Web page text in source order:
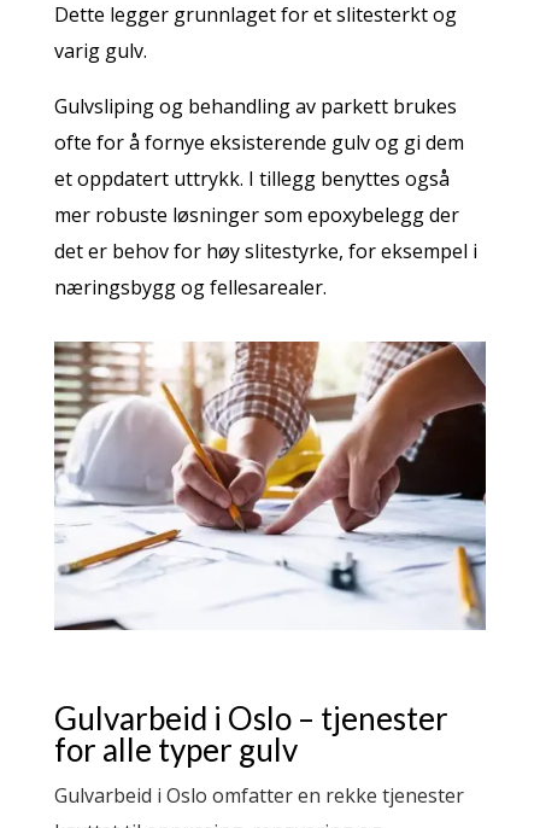
Dette legger grunnlaget for et slitesterkt og
varig gulv.
Gulvsliping og behandling av parkett brukes
ofte for å fornye eksisterende gulv og gi dem
et oppdatert uttrykk. I tillegg benyttes også
mer robuste løsninger som epoxybelegg der
det er behov for høy slitestyrke, for eksempel i
næringsbygg og fellesarealer.
Gulvarbeid i Oslo – tjenester
for alle typer gulv
Gulvarbeid i Oslo omfatter en rekke tjenester